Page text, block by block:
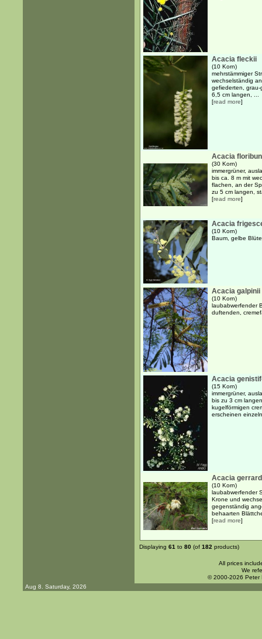
Acacia fleckii
(10 Korn)
mehrstämmiger
wechselständig
gefiederten,
6,5 cm langen, ...
[read more]
Acacia
(30 Korn)
immergrüner,
bis ca. 8 m mit
flachen, an der
zu 5 cm langen,
[read more]
Acacia
(10 Korn)
Baum, gelbe
Acacia galpinii
(10 Korn)
laubabwerfender
duftenden,
Acacia
(15 Korn)
immergrüner,
bis zu 3 cm
kugelförmigen
erscheinen
Acacia
(10 Korn)
laubabwerfender
Krone und
gegenständig
behaarten
[read more]
Displaying 61 to 80 (of 182 products)
All prices
We
© 2000-2026 Peter
Aug 8. Saturday, 2026